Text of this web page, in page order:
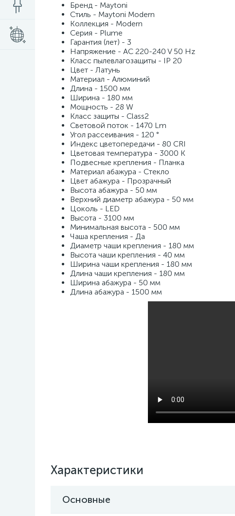
Бренд - Maytoni
Стиль - Maytoni Modern
Коллекция - Modern
Серия - Plume
Гарантия (лет) - 3
Напряжение - AC 220-240 V 50 Hz
Класс пылевлагозащиты - IP 20
Цвет - Латунь
Материал - Алюминий
Длина - 1500 мм
Ширина - 180 мм
Мощность - 28 W
Класс защиты - Class2
Световой поток - 1470 Lm
Угол рассеивания - 120 °
Индекс цветопередачи - 80 CRI
Цветовая температура - 3000 K
Подвесные крепления - Планка
Материал абажура - Стекло
Цвет абажура - Прозрачный
Высота абажура - 50 мм
Верхний диаметр абажура - 50 мм
Цоколь - LED
Высота - 3100 мм
Минимальная высота - 500 мм
Чаша крепления - Да
Диаметр чаши крепления - 180 мм
Высота чаши крепления - 40 мм
Ширина чаши крепления - 180 мм
Длина чаши крепления - 180 мм
Ширина абажура - 50 мм
Длина абажура - 1500 мм
Характеристики
Основные